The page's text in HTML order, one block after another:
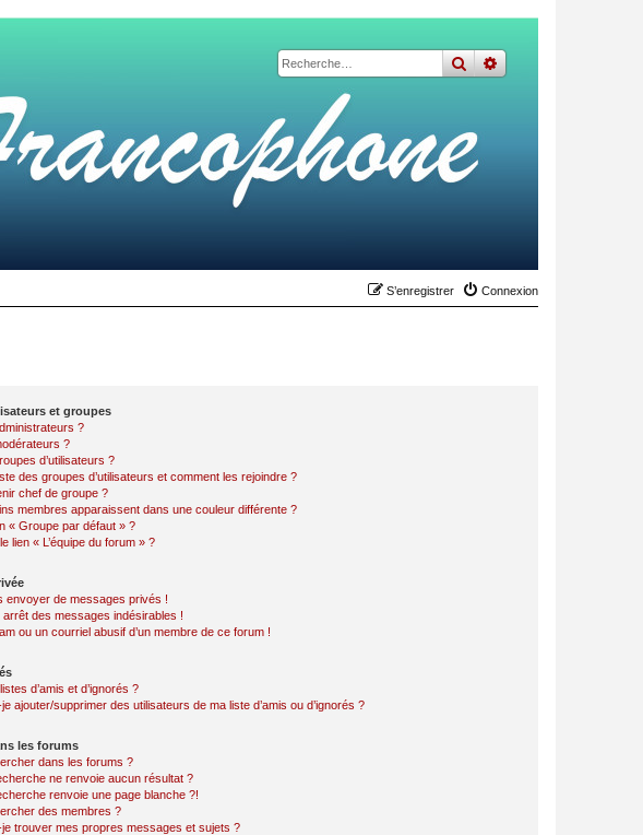
rechercher
recherche
Connexion
S’enregistrer
et groupes
?
?
d’utilisateurs ?
des groupes d’utilisateurs et comment les rejoindre ?
chef de groupe ?
membres apparaissent dans une couleur différente ?
« Groupe par défaut » ?
lien « L’équipe du forum » ?
envoyer de messages privés !
des messages indésirables !
ou un courriel abusif d’un membre de ce forum !
d’amis et d’ignorés ?
ajouter/supprimer des utilisateurs de ma liste d’amis ou d’ignorés ?
les forums
dans les forums ?
ne renvoie aucun résultat ?
renvoie une page blanche ?!
des membres ?
trouver mes propres messages et sujets ?